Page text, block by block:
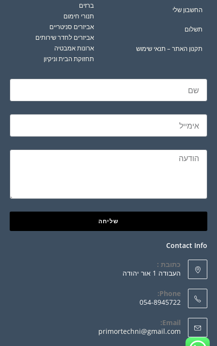
החשבון שלי
תשלום
תקנון האתר – תנאי שימוש
ברזים
תנורי חימום
אביזרים סניטריים
אביזרים לחדר שירותים
ארונות אמבטיה
תחזוקת הבית וניקיון
שליחה
Contact Info
כתובת :
העבודה 1 אור יהודה
Phone:
054-8945722
Email:
primortechni@gmail.com